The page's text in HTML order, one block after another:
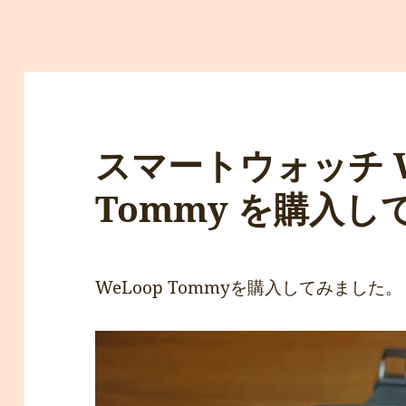
スマートウォッチ
Tommy を購入し
WeLoop Tommyを購入してみました。